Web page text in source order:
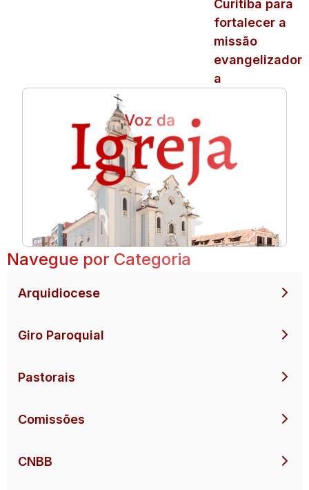
Curitiba para
fortalecer a
missão
evangelizador
a
Navegue por Categoria
Arquidiocese
Giro Paroquial
Pastorais
Comissões
CNBB